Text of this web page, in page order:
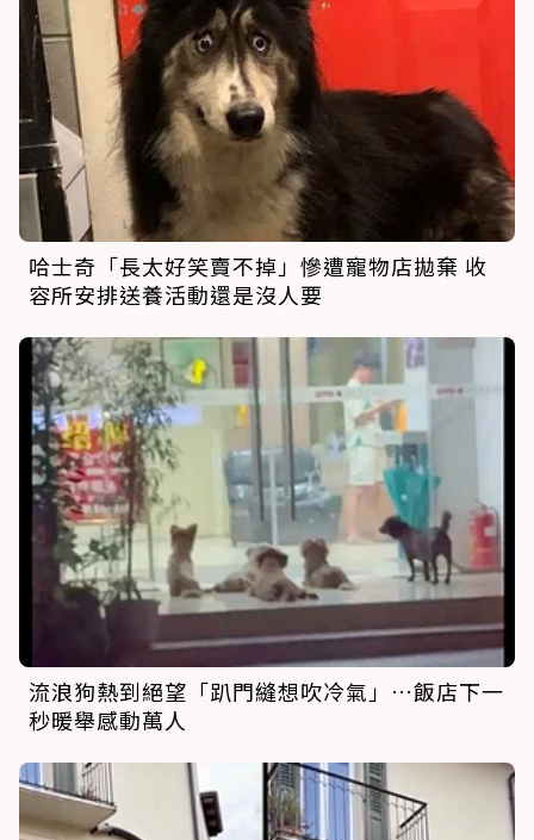
哈士奇「長太好笑賣不掉」慘遭寵物店拋棄 收
容所安排送養活動還是沒人要
流浪狗熱到絕望「趴門縫想吹冷氣」…飯店下一
秒暖舉感動萬人